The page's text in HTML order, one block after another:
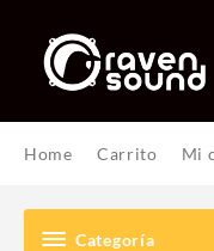
contenido
Home Carrito Mi
Categoría